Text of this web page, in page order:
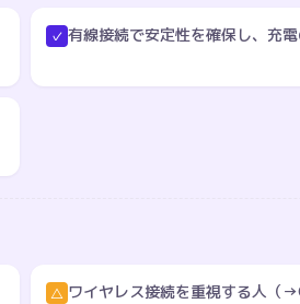
✓ 有線接続で安定性を確保し、充
△ ワイヤレス接続を重視する人（